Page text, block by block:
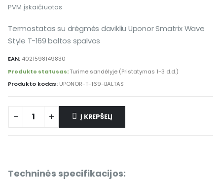
PVM įskaičiuotas
Termostatas su drėgmės davikliu Uponor Smatrix Wave
Style T-169 baltos spalvos
EAN: 4021598149830
Produkto statusas:Turime sandėlyje (Pristatymas 1-3 d.d.)
Produkto kodas: UPONOR-T-169-BALTAS
Į KREPŠELĮ
Techninės specifikacijos: